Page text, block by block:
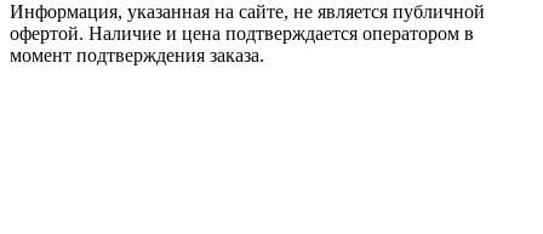
Информация, указанная на сайте, не является публичной
офертой. Наличие и цена подтверждается оператором в
момент подтверждения заказа.